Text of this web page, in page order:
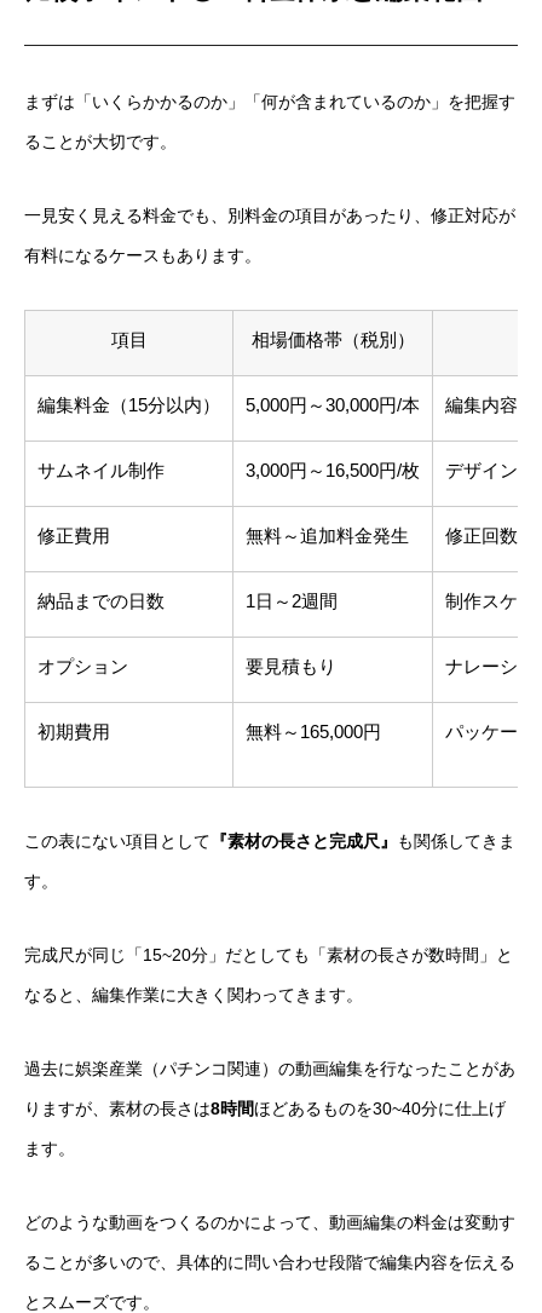
まずは「いくらかかるのか」「何が含まれているのか」を把握す
ることが大切です。
一見安く見える料金でも、別料金の項目があったり、修正対応が
有料になるケースもあります。
項目 相場価格帯（税別）
編集料金（15分以内） 5,000円～30,000円/本 編集内容や
サムネイル制作 3,000円～16,500円/枚 デザインの
修正費用 無料～追加料金発生 修正回数や
納品までの日数 1日～2週間 制作スケジ
オプション 要見積もり ナレーショ
初期費用 無料～165,000円 パッケージ
この表にない項目として 『素材の長さと完成尺』 も関係してきま
す。
完成尺が同じ「15~20分」だとしても「素材の長さが数時間」と
なると、編集作業に大きく関わってきます。
過去に娯楽産業（パチンコ関連）の動画編集を行なったことがあ
りますが、素材の長さは8時間ほどあるものを30~40分に仕上げ
ます。
どのような動画をつくるのかによって、動画編集の料金は変動す
ることが多いので、具体的に問い合わせ段階で編集内容を伝える
とスムーズです。